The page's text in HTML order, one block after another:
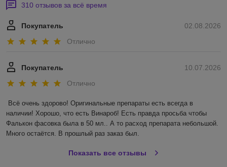
310 отзывов за всё время
02.08.2026
Покупатель
Отлично
10.07.2026
Покупатель
Отлично
Всё очень здорово! Оригинальные препараты есть всегда в
наличии! Хорошо, что есть Винароб! Есть правда просьба чтобы
Фалькон фасовка была в 50 мл.. А то расход препарата небольшой.
Много остаётся. В прошлый раз заказ был.
Показать все отзывы